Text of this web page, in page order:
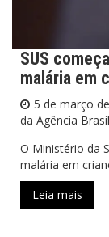
SUS
malária em
5 de março
da Agência Brasil
O Ministério da
malária em
Leia mais